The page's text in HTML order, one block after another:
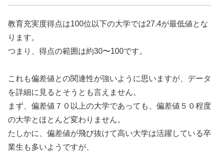
教育充実度得点は100位以下の大学では27.4が最低値とな
ります。
つまり、得点の範囲は約30〜100です。
これも偏差値との関連性が強いように思いますが、データ
を詳細に見るとそうとも言えません。
まず、偏差値７０以上の大学であっても、偏差値５０程度
の大学とほとんど変わりません。
たしかに、偏差値が飛び抜けて高い大学は活躍している卒
業生も多いようですが、